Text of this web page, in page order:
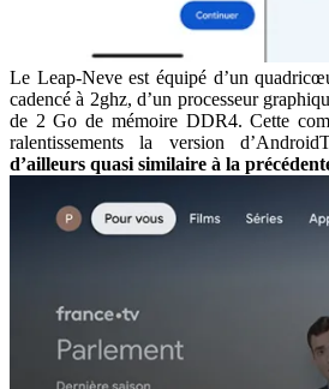
Le Leap-Neve est équipé d’un
cadencé à 2ghz, d’un processeur
de 2 Go de mémoire DDR4. Cette
ralentissements la version
d’ailleurs quasi similaire à la